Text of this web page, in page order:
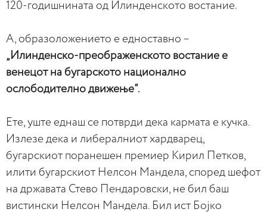
120-годишнината од Илинденското востание.
А, образоложението е едноставно –
„Илинденско-преображенското востание е
венецот на бугарското национално
ослободително движење“.
Ете, уште еднаш се потврди дека кармата е кучка.
Излезе дека и либералниот хардварец,
бугарскиот поранешен премиер Кирил Петков,
илити бугарскиот Нелсон Мандела, според шефот
на државата Стево Пендаровски, не бил баш
вистински Нелсон Мандела. Бил ист Бојко